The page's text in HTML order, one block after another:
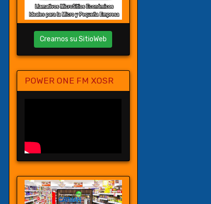
Creamos su SitioWeb
POWER ONE FM XOSR